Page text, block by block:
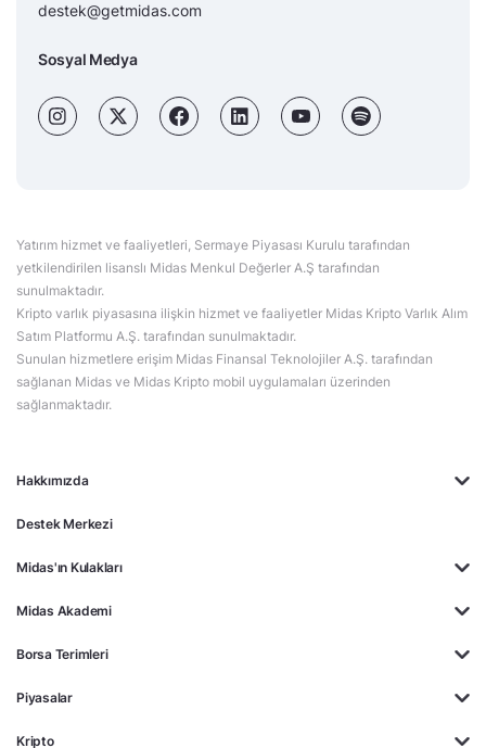
Hakkımızda
Destek Merkezi
Midas'ın Kulakları
Midas Akademi
Borsa Terimleri
Piyasalar
Kripto
destek@getmidas.com
Sosyal Medya
Yatırım hizmet ve faaliyetleri, Sermaye Piyasası Kurulu tarafından
yetkilendirilen lisanslı Midas Menkul Değerler A.Ş tarafından
sunulmaktadır.
Kripto varlık piyasasına ilişkin hizmet ve faaliyetler Midas Kripto Varlık Alım
Satım Platformu A.Ş. tarafından sunulmaktadır.
Sunulan hizmetlere erişim Midas Finansal Teknolojiler A.Ş. tarafından
sağlanan Midas ve Midas Kripto mobil uygulamaları üzerinden
sağlanmaktadır.